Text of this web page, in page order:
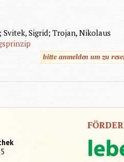
Sigrid; Trojan, Nikolaus
bitte anmelden um zu